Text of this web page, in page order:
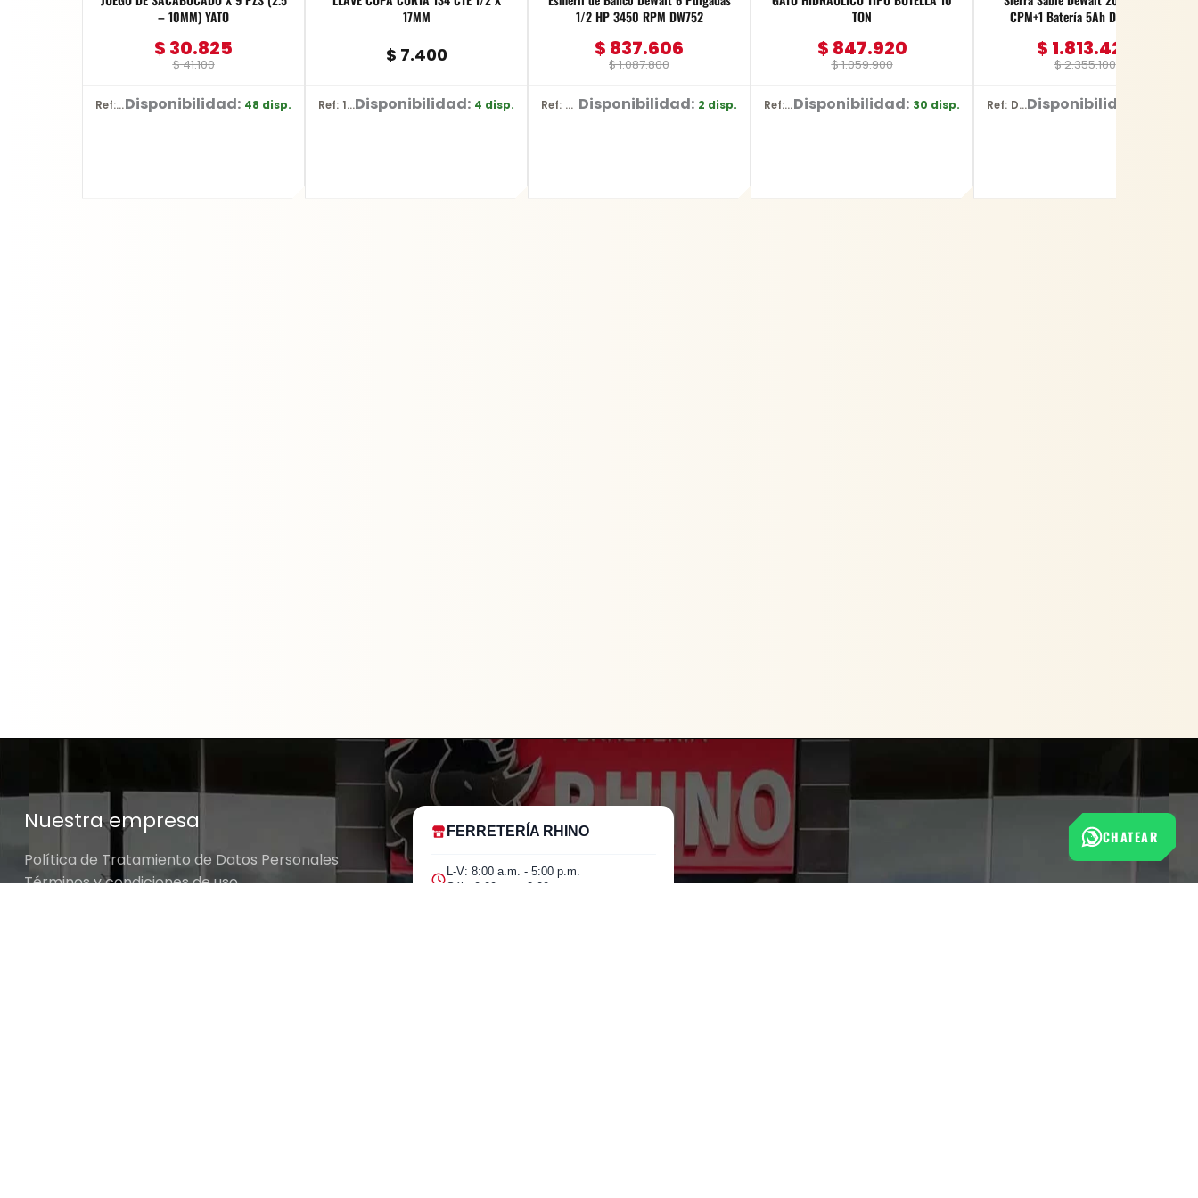
– 10MM) YATO
$41.100
$ 30.825
Ref: YT-3590Disponibilidad: 48 disp.
17MM
$ 7.400
Ref: 13308Disponibilidad: 4 disp.
1/2 HP 3450 RPM DW752
$1.087.800
$ 837.606
Ref: DW752/B3 Disponibilidad: 2 disp.
TON
$1.059.900
$ 847.920
Ref: BR10Disponibilidad: 30 disp.
CPM+1 Batería 5Ah DCS380P1
$2.355.100
$ 1.813.427
Ref: DCS380P1Disponibilidad:
Nuestra empresa
Política de Tratamiento de Datos Personales
Términos y condiciones de uso
FERRETERÍA RHINO
L-V: 8:00 a.m. - 5:00 p.m.
Sáb: 9:00 am - 2:00 pm
CHATEAR